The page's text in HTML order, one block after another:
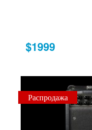
$1999
Распродажа